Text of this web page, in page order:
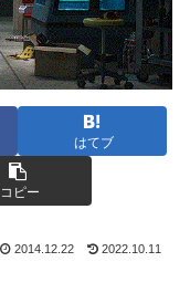
はてブ
コピー
2014.12.22 2022.10.11